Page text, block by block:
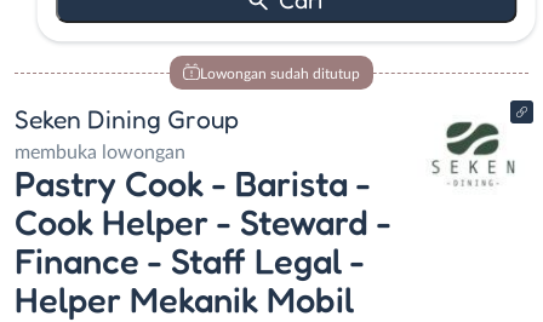
Lowongan sudah ditutup
Seken Dining Group
membuka lowongan
Pastry Cook - Barista -
Cook Helper - Steward -
Finance - Staff Legal -
Helper Mekanik Mobil